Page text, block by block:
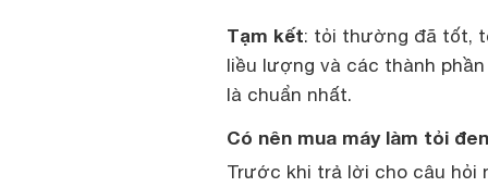
Tạm kết: tỏi thường đã tốt,
liều lượng và các thành
là chuẩn nhất.
Có nên mua máy làm tỏi
Trước khi trả lời cho câu hỏi